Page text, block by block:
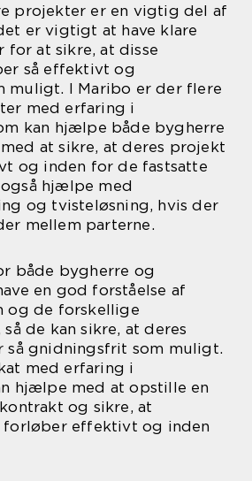
projekter er en vigtig del af
er vigtigt at have klare
for at sikre, at disse
så effektivt og
muligt. I Maribo er der flere
med erfaring i
kan hjælpe både bygherre
at sikre, at deres projekt
og inden for de fastsatte
også hjælpe med
og tvisteløsning, hvis der
mellem parterne.
både bygherre og
en god forståelse af
og de forskellige
de kan sikre, at deres
gnidningsfrit som muligt.
med erfaring i
hjælpe med at opstille en
og sikre, at
forløber effektivt og inden